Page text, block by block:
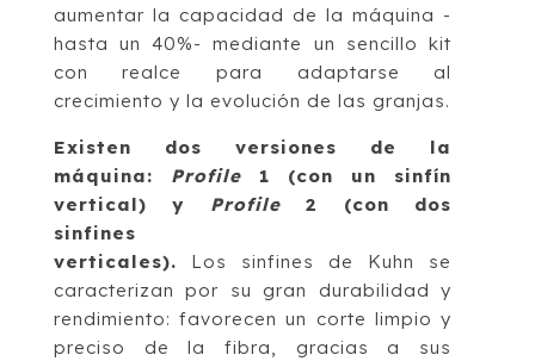
aumentar la capacidad de la máquina -
hasta un 40%- mediante un sencillo kit
con realce para adaptarse al
crecimiento y la evolución de las granjas.
Existen dos versiones de la
máquina: Profile1 (con un sinfín
vertical) y Profile2 (con dos
sinfines
verticales). Los sinfines de Kuhn se
caracterizan por su gran durabilidad y
rendimiento: favorecen un corte limpio y
preciso de la fibra, gracias a sus